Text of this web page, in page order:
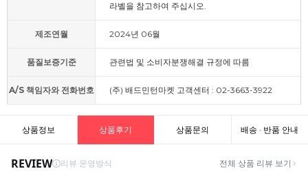
라벨을 참고하여 주십시오.
제조연월 2024년 06월
품질보증기준 관련법 및 소비자분쟁해결 규정에 따름
A/S 책임자와 전화번호 (주) 배드민턴마켓 고객센터 : 02-3663-3922
상품정보 상품후기 상품문의 배송 · 반품 안내